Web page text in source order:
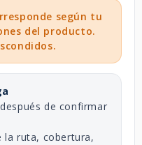
según tu
del producto.
de confirmar
la ruta, cobertura,